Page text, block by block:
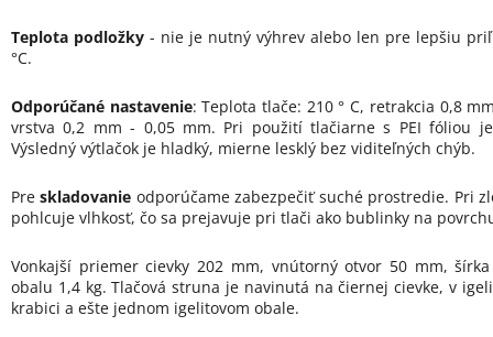
Teplota podložky - nie je nutný výhrev alebo len pre lepšiu
°C.
Odporúčané nastavenie: Teplota tlače: 210 ° C, retrakcia 0,8
vrstva 0,2 mm - 0,05 mm. Pri použití tlačiarne s PEI fóliou
Výsledný výtlačok je hladký, mierne lesklý bez viditeľných chýb.
Preskladovanie odporúčame zabezpečiť suché prostredie. Pri
pohlcuje vlhkosť, čo sa prejavuje pri tlači ako bublinky na
Vonkajší priemer cievky 202 mm, vnútorný otvor 50 mm,
obalu 1,4 kg. Tlačová struna je navinutá na čiernej cievke, v
krabici a ešte jednom igelitovom obale.